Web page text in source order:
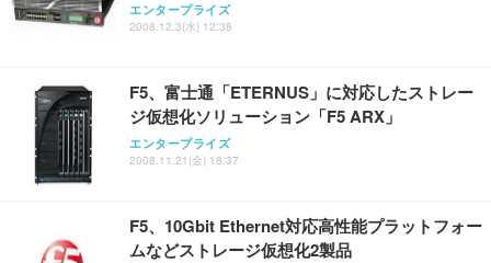
エンタープライズ
2008.12.3(水) 12:38
F5、富士通「ETERNUS」に対応したストレー
ジ仮想化ソリューション「F5 ARX」
エンタープライズ
2008.11.21(金) 18:37
F5、10Gbit Ethernet対応高性能プラットフォー
ムなどストレージ仮想化2製品